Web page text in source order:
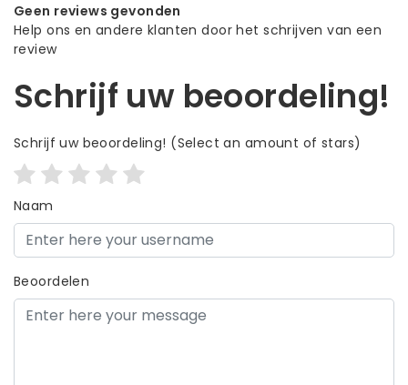
Geen reviews gevonden
Help ons en andere klanten door het schrijven van een
review
Schrijf uw beoordeling!
Schrijf uw beoordeling! (Select an amount of stars)
Naam
Beoordelen